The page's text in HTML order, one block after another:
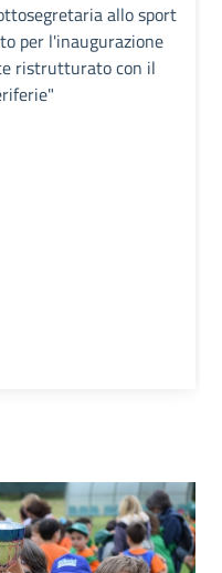
allo sport
per l'inaugurazione
ristrutturato con il